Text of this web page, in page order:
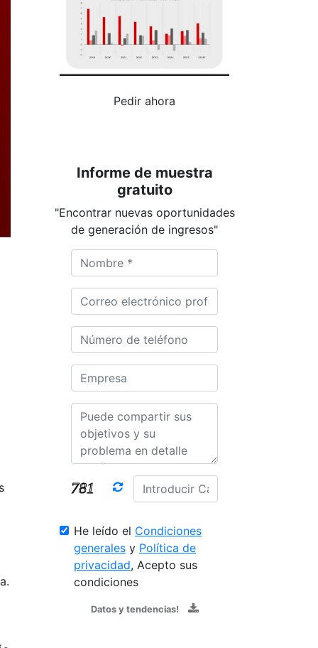
Pedir ahora
Informe de muestra
gratuito
"Encontrar nuevas oportunidades
de generación de ingresos"
He leído el Condiciones
generales y Política de
privacidad, Acepto sus
condiciones
Datos y tendencias!